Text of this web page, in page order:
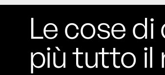
permesso dello Studio Ghibli per fare
di Hayao MiyazakiSi chiama Shiro-
Hige’s Cream Puff Factory e ne produce
pochissimi alla volta: accaparrarseli è
difficile quasi come riuscire a visitare il
Ghibli Park.
Le cose di
più tutto il